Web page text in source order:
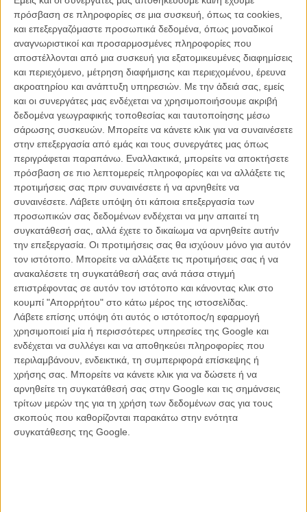
πρόσβαση σε πληροφορίες σε μια συσκευή, όπως τα cookies,
και επεξεργαζόμαστε προσωπικά δεδομένα, όπως μοναδικοί
αναγνωριστικοί και προσαρμοσμένες πληροφορίες που
αποστέλλονται από μια συσκευή για εξατομικευμένες διαφημίσεις
και περιεχόμενο, μέτρηση διαφήμισης και περιεχομένου, έρευνα
ακροατηρίου και ανάπτυξη υπηρεσιών. Με την άδειά σας, εμείς
και οι συνεργάτες μας ενδέχεται να χρησιμοποιήσουμε ακριβή
δεδομένα γεωγραφικής τοποθεσίας και ταυτοποίησης μέσω
σάρωσης συσκευών. Μπορείτε να κάνετε κλικ για να συναινέσετε
στην επεξεργασία από εμάς και τους συνεργάτες μας όπως
περιγράφεται παραπάνω. Εναλλακτικά, μπορείτε να αποκτήσετε
πρόσβαση σε πιο λεπτομερείς πληροφορίες και να αλλάξετε τις
προτιμήσεις σας πριν συναινέσετε ή να αρνηθείτε να
συναινέσετε. Λάβετε υπόψη ότι κάποια επεξεργασία των
προσωπικών σας δεδομένων ενδέχεται να μην απαιτεί τη
συγκατάθεσή σας, αλλά έχετε το δικαίωμα να αρνηθείτε αυτήν
την επεξεργασία. Οι προτιμήσεις σας θα ισχύουν μόνο για αυτόν
τον ιστότοπο. Μπορείτε να αλλάξετε τις προτιμήσεις σας ή να
ανακαλέσετε τη συγκατάθεσή σας ανά πάσα στιγμή
επιστρέφοντας σε αυτόν τον ιστότοπο και κάνοντας κλικ στο
κουμπί "Απορρήτου" στο κάτω μέρος της ιστοσελίδας.
Λάβετε επίσης υπόψη ότι αυτός ο ιστότοπος/η εφαρμογή
χρησιμοποιεί μία ή περισσότερες υπηρεσίες της Google και
ενδέχεται να συλλέγει και να αποθηκεύει πληροφορίες που
περιλαμβάνουν, ενδεικτικά, τη συμπεριφορά επίσκεψης ή
χρήσης σας. Μπορείτε να κάνετε κλικ για να δώσετε ή να
αρνηθείτε τη συγκατάθεσή σας στην Google και τις σημάνσεις
τρίτων μερών της για τη χρήση των δεδομένων σας για τους
σκοπούς που καθορίζονται παρακάτω στην ενότητα
συγκατάθεσης της Google.
όταν τελικά αποφασίζουν να εγκαταλείψουν το σπίτι και να τα
βγάλουν πέρα με το τέλος του κόσμου.
Αυτή είναι η πιο αλλόκοτη, ανυψωτική κωμωδία που έχετε δει
τελευταία. Η πρώτη αίσθηση είναι ότι ο Τζέιμς Φράνκο, ο Σεθ
Ρόγκεν, ο Τζόνα Χιλ κι οι παλιόφιλοί τους, ξέμειναν μια μέρα σ’ ένα
σπίτι και για να σπάσουν την ανία τους και να κάνουν πλάκα
γύρισαν ένα home movie που κάπως βρήκε το δρόμο του στις
αίθουσες.
Αλλά το φιλμ δεν είναι μόνο αυτό: γενναιόδωρα, τολμηρά και
αδιαφορώντας για σχόλια και συνέπειες, οι ηθοποιοί εκτίθενται
αβέρτα, κοροϊδεύουν ο ένας τον άλλο, μεταξύ σεναρίου και
πραγματικότητας, δε σταματούν να λένε πόσο γκέι είναι ο Τζέιμς
Φράνκο, πόσο διεστραμένος ο Μάικλ Σέρα, πόσο δυνάστρια η Εμα
Γουότσον, παίζοντας με τις φήμες που έχουν χτίσει κι εκείνες που
θέλουν, γελώντας, να γκρεμίσουν, λύνοντας όλα τους τα
προβλήματα με λίγους μπάφους κι ένα milky way.
Ταυτόχρονα, ως αγνοί σινεφίλ και οι ίδιοι, χρησιμοποιούν όλους
τους κανόνες των ταινιών τρόμου και φαντασίας, με απ’ ευθείας
αναφορές πολλές φορές και στήνουν ένα φιλμ με χαριτωμένα εφέ,
στο «επιμελημένα ατημέλητο» στιλ, ώστε να παραπέμπουν και σε
αγαπημένα b-movies, αλλά με μια ελεγμένη ποιότητα.
Πορδές, εμμετοί και σπέρμα κάνουν την εμφάνισή τους πιο συχνά
απ’ ό,τι ίσως αντέχει ένας θεατής που δεν είναι 12χρονο αγόρι, αλλά
ταυτόχρονα η κωμωδία είναι καλογραμμένη, αγνή και τολμηρή, έξω
από τα όρια του συνηθισμένου και του λογικού, με μια ευπρόσδεκτη
φρεσκάδα κι ένα ιερόσυλο κέφι. Μπορεί να μην είναι κανείς σίγουρος